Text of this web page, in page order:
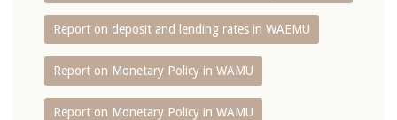
Report on deposit and lending rates in WAEMU
Report on Monetary Policy in WAMU
Report on Monetary Policy in WAMU